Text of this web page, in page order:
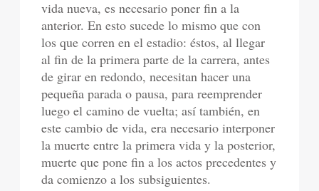
vida nueva, es necesario poner fin a la
anterior. En esto sucede lo mismo que con
los que corren en el estadio: éstos, al llegar
al fin de la primera parte de la carrera, antes
de girar en redondo, necesitan hacer una
pequeña parada o pausa, para reemprender
luego el camino de vuelta; así también, en
este cambio de vida, era necesario interponer
la muerte entre la primera vida y la posterior,
muerte que pone fin a los actos precedentes y
da comienzo a los subsiguientes.